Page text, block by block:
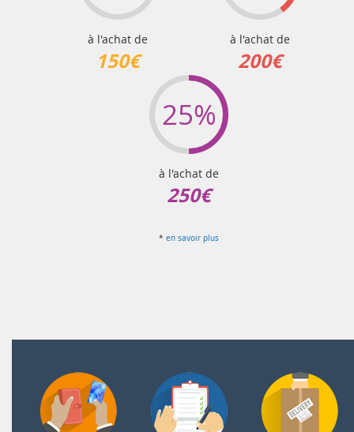
à l'achat de
150€
à l'achat de
200€
25%
à l'achat de
250€
* en savoir plus